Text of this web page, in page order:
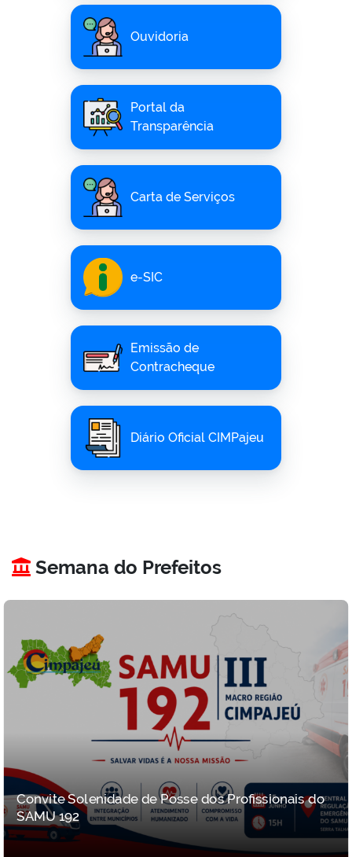
Ouvidoria
Portal da
Transparência
Carta de Serviços
e-SIC
Emissão de
Contracheque
Diário Oficial CIMPajeu
Semana do Prefeitos
Convite Solenidade de Posse dos Profissionais do
SAMU 192